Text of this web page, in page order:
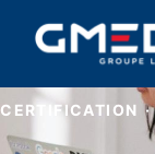
CERTIFICATION ·